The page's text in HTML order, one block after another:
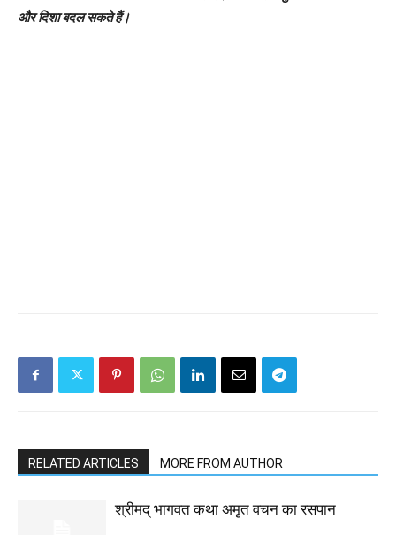
और दिशा बदल सकते हैं।
RELATED ARTICLES MORE FROM AUTHOR
श्रीमद् भागवत कथा अमृत वचन का रसपान